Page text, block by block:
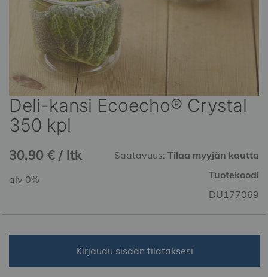
Deli-kansi Ecoecho® Crystal
350 kpl
30,90 € / ltk Saatavuus: Tilaa myyjän kautta
Tuotekoodi
DU177069
alv 0%
Kirjaudu sisään tilataksesi
Skip
to
the
of
images